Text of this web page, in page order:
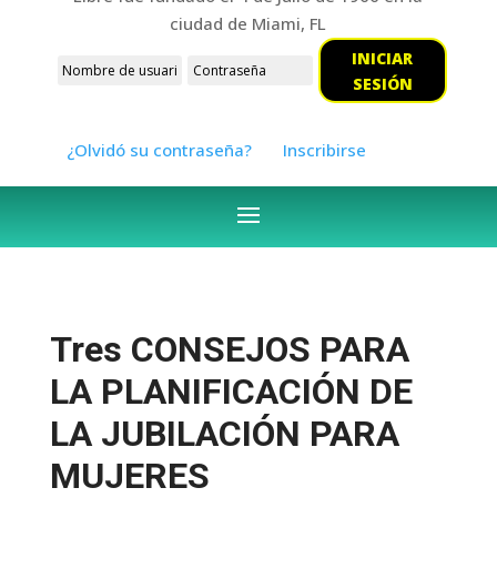
ciudad de Miami, FL
INICIAR
SESIÓN
¿Olvidó su contraseña? Inscribirse
Tres CONSEJOS PARA
LA PLANIFICACIÓN DE
LA JUBILACIÓN PARA
MUJERES